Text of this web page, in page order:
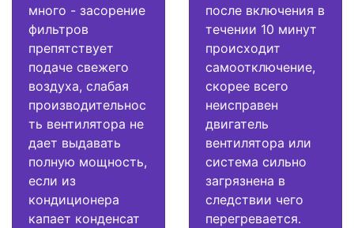
много - засорение
фильтров
препятствует
подаче свежего
воздуха, слабая
производительнос
ть вентилятора не
дает выдавать
полную мощность,
если из
кондиционера
капает конденсат
после включения в
течении 10 минут
происходит
самоотключение,
скорее всего
неисправен
двигатель
вентилятора или
система сильно
загрязнена в
следствии чего
перегревается.